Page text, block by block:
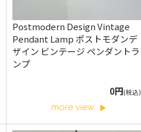
Postmodern Design Vintage
Pendant Lamp ポストモダンデ
ザイン ビンテージ ペンダントラ
ンプ
0円(税込)
more view